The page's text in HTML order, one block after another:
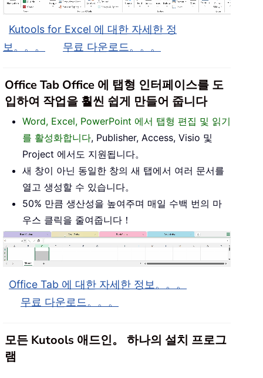
Kutools for Excel 에 대한 자세한 정
보。。。
무료 다운로드。。。
Office Tab Office 에 탭형 인터페이스를 도
입하여 작업을 훨씬 쉽게 만들어 줍니다
Word, Excel, PowerPoint 에서 탭형 편집 및 읽기
를 활성화합니다, Publisher, Access, Visio 및
Project 에서도 지원됩니다。
새 창이 아닌 동일한 창의 새 탭에서 여러 문서를
열고 생성할 수 있습니다。
50% 만큼 생산성을 높여주며 매일 수백 번의 마
우스 클릭을 줄여줍니다！
Office Tab 에 대한 자세한 정보。。。
무료 다운로드。。。
모든 Kutools 애드인。 하나의 설치 프로그
램